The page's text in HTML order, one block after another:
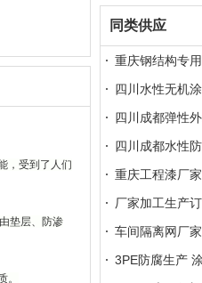
，受到了人们
垫层、防渗
同类供应
重庆钢结构专
四川水性无机
批发 性能特点
四川成都弹性
生产厂家
四川成都水性
重庆工程漆厂
厂家加工生产
面埋弧焊钢管
车间隔离网厂
网
3PE防腐生产